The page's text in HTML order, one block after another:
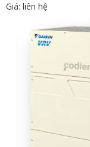
Giá: liên hệ